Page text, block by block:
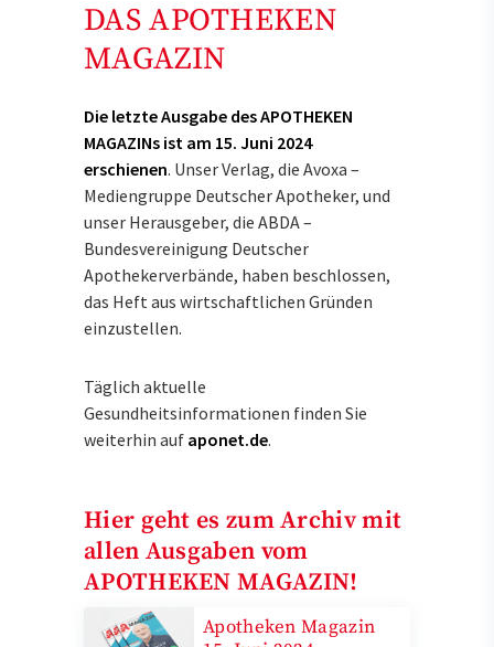
DAS APOTHEKEN
MAGAZIN
Die letzte Ausgabe des APOTHEKEN
MAGAZINs ist am 15. Juni 2024
erschienen. Unser Verlag, die Avoxa –
Mediengruppe Deutscher Apotheker, und
unser Herausgeber, die ABDA –
Bundesvereinigung Deutscher
Apothekerverbände, haben beschlossen,
das Heft aus wirtschaftlichen Gründen
einzustellen.
Täglich aktuelle
Gesundheitsinformationen finden Sie
weiterhin auf aponet.de.
Hier geht es zum Archiv mit
allen Ausgaben vom
APOTHEKEN MAGAZIN!
Apotheken Magazin